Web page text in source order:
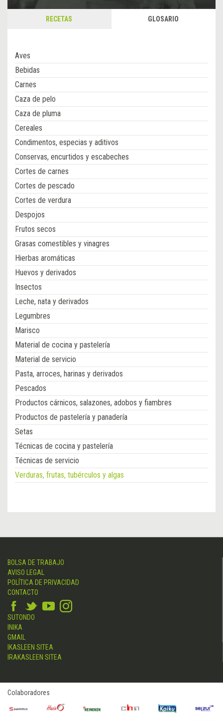
RECETAS GLOSARIO
Aves
Bebidas
Carnes
Caza de pelo
Caza de pluma
Cereales
Condimentos, especias y aditivos
Conservas, encurtidos y escabeches
Cortes de carnes
Cortes de pescado
Cortes de verdura
Despojos
Frutos secos
Grasas comestibles y vinagres
Hierbas aromáticas
Huevos y derivados
Insectos
Leche, nata y derivados
Legumbres
Marisco
Material de cocina y pastelería
Material de servicio
Pasta, arroces, harinas y derivados
Pescados
Productos cárnicos, salazones, adobos y fiambres
Productos de pastelería y panadería
Setas
Técnicas de cocina y pastelería
Técnicas de servicio
Verduras, frutas, tubérculos y algas
BOLSA DE TRABAJO
AVISO LEGAL
POLÍTICA DE PRIVACIDAD
CONTACTO
SUTONDO
INIKA
GMAIL
IKASLEEN SITEA
IRAKASLEEN SITEA
Colaboradores